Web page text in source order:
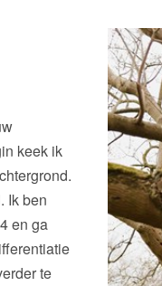
keek ik
Ik ben
en ga
te